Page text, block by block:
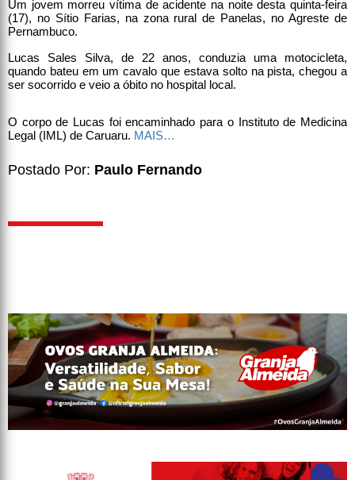
Um jovem morreu vítima de acidente na noite desta quinta-feira
(17), no Sítio Farias, na zona rural de Panelas, no Agreste de
Pernambuco.
Lucas Sales Silva, de 22 anos, conduzia uma motocicleta,
quando bateu em um cavalo que estava solto na pista, chegou a
ser socorrido e veio a óbito no hospital local.
O corpo de Lucas foi encaminhado para o Instituto de Medicina
Legal (IML) de Caruaru. MAIS…
Postado Por: Paulo Fernando